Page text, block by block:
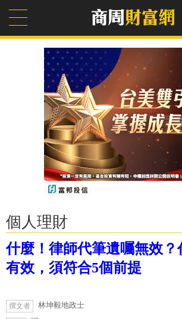
個人理財
什麼！律師代筆遺囑無效？
有效，須符合5個前提
撰文者 林坤毅地政士